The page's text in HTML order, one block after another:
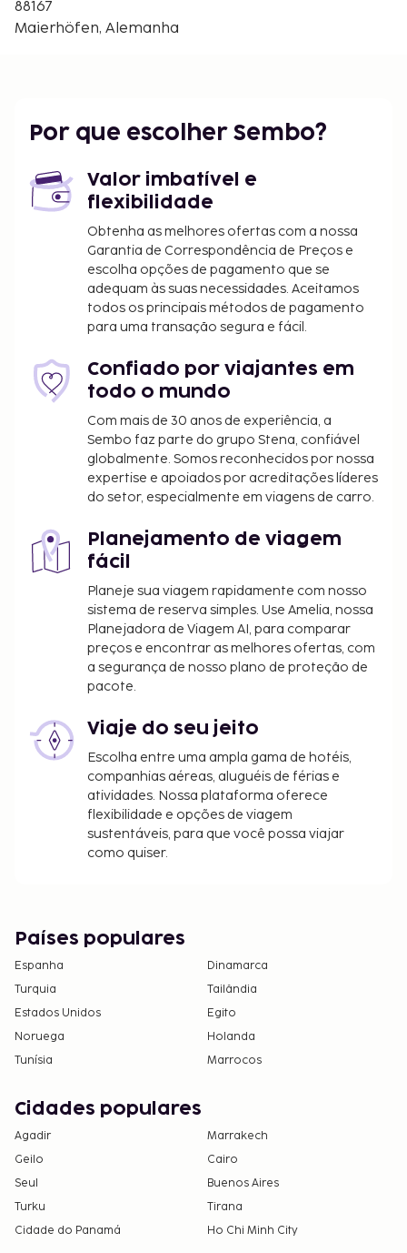
88167
Maierhöfen, Alemanha
Por que escolher Sembo?
Valor imbatível e
flexibilidade
Obtenha as melhores ofertas com a nossa
Garantia de Correspondência de Preços e
escolha opções de pagamento que se
adequam às suas necessidades. Aceitamos
todos os principais métodos de pagamento
para uma transação segura e fácil.
Confiado por viajantes em
todo o mundo
Com mais de 30 anos de experiência, a
Sembo faz parte do grupo Stena, confiável
globalmente. Somos reconhecidos por nossa
expertise e apoiados por acreditações líderes
do setor, especialmente em viagens de carro.
Planejamento de viagem
fácil
Planeje sua viagem rapidamente com nosso
sistema de reserva simples. Use Amelia, nossa
Planejadora de Viagem AI, para comparar
preços e encontrar as melhores ofertas, com
a segurança de nosso plano de proteção de
pacote.
Viaje do seu jeito
Escolha entre uma ampla gama de hotéis,
companhias aéreas, aluguéis de férias e
atividades. Nossa plataforma oferece
flexibilidade e opções de viagem
sustentáveis, para que você possa viajar
como quiser.
Países populares
Espanha
Dinamarca
Turquia
Tailândia
Estados Unidos
Egito
Noruega
Holanda
Tunísia
Marrocos
Cidades populares
Agadir
Marrakech
Geilo
Cairo
Seul
Buenos Aires
Turku
Tirana
Cidade do Panamá
Ho Chi Minh City